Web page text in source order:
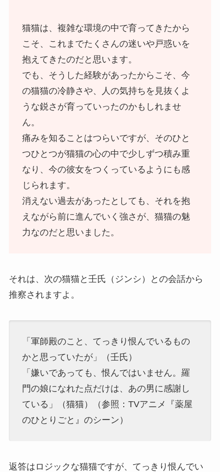
猫猫は、複雑な環境の中で育ってきたから
こそ、これまでたくさんの迷いや戸惑いを
抱えてきたのだと思います。
でも、そうした経験があったからこそ、今
の猫猫の冷静さや、人の気持ちを見抜くよ
うな鋭さが育っていったのかもしれませ
ん。
痛みを知ることはつらいですが、そのひと
つひとつが猫猫の心の中で少しずつ積み重
なり、今の彼女をつくっているようにも感
じられます。
消えない過去があったとしても、それを抱
えながら前に進んでいく強さが、猫猫の魅
力なのだと思いました。
それは、次の猫猫と壬氏（ジンシ）との会話から
推察されますよ。
「軍師殿のこと、てっきり恨んでいるもの
かと思っていたが」（壬氏）
「嫌いであっても、恨んではいません。羅
門の娘になれた点だけは、あの男に感謝し
ている」（猫猫）（参照：TVアニメ『薬屋
のひとりごと』のシーン）
返答はロジックな猫猫ですが、てっきり恨んでい